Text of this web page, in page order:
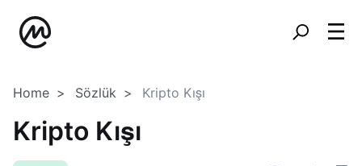
Home Sözlük Kripto Kışı
Kripto Kışı